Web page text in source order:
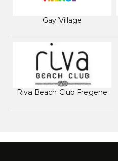
Gay Village
Riva Beach Club Fregene